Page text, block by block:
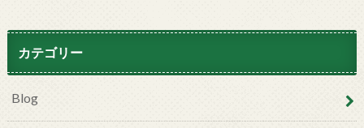
カテゴリー
Blog